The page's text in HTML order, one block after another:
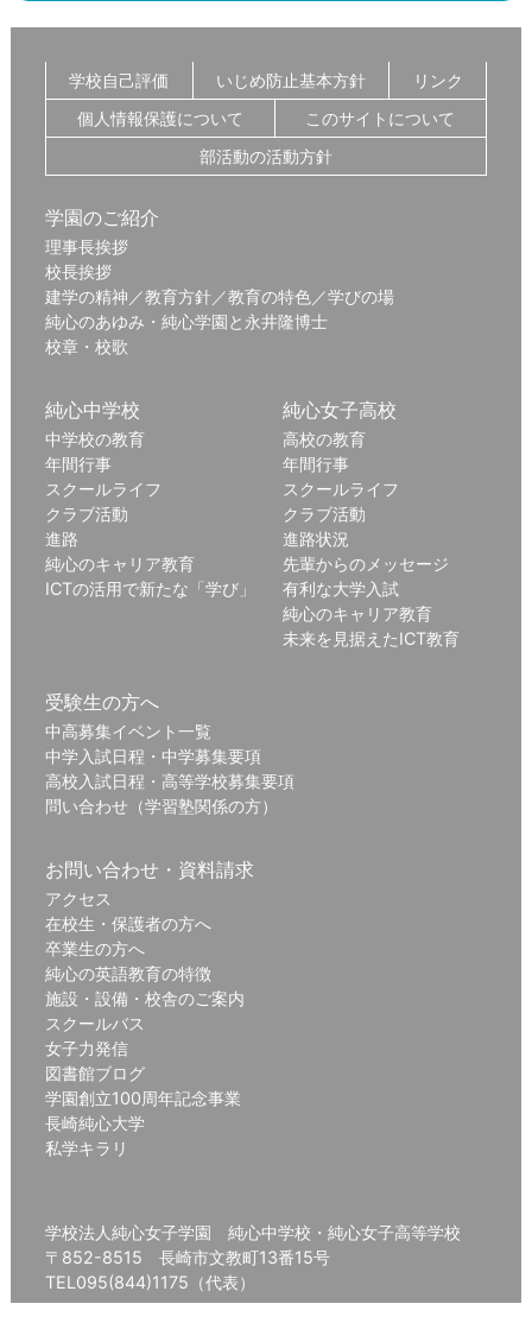
学校自己評価 いじめ防止基本方針
リンク
個人情報保護について
このサイトについて
部活動の活動方針
学園のご紹介
理事長挨拶
校長挨拶
建学の精神／教育方針／教育の特色／学びの場
純心のあゆみ・純心学園と永井隆博士
校章・校歌
純心中学校
中学校の教育
年間行事
スクールライフ
クラブ活動
進路
純心のキャリア教育
ICTの活用で新たな「学び」
純心女子高校
高校の教育
年間行事
スクールライフ
クラブ活動
進路状況
先輩からのメッセージ
有利な大学入試
純心のキャリア教育
未来を見据えたICT教育
受験生の方へ
中高募集イベント一覧
中学入試日程・中学募集要項
高校入試日程・高等学校募集要項
問い合わせ（学習塾関係の方）
お問い合わせ・資料請求
アクセス
在校生・保護者の方へ
卒業生の方へ
純心の英語教育の特徴
施設・設備・校舎のご案内
スクールバス
女子力発信
図書館ブログ
学園創立100周年記念事業
長崎純心大学
私学キラリ
学校法人純心女子学園 純心中学校・純心女子高等学校
〒852-8515 長崎市文教町13番15号
TEL095(844)1175（代表）